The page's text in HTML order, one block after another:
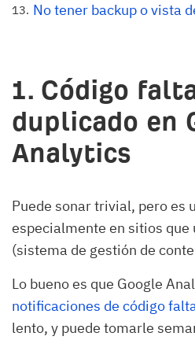
No tener backup o vista
1. Código
duplicado en
Analytics
Puede sonar trivial, pero es
especialmente en sitios que
(sistema de gestión de
Lo bueno es que Google
notificaciones de código
lento, y puede tomarle